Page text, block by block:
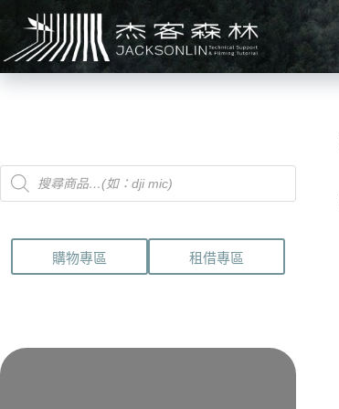
主
要
Products
search
購物專區 租借專區